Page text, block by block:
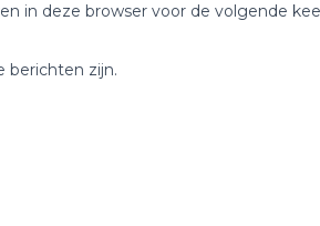
in deze browser voor de volgende
berichten zijn.